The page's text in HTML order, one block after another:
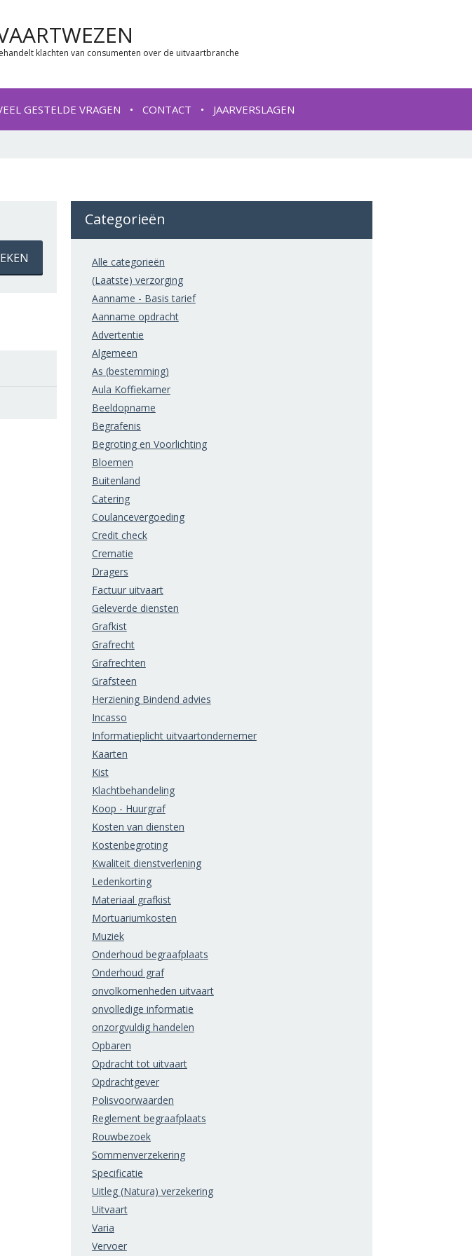
klachten van consumenten over de uitvaartbranche
GESTELDE VRAGEN CONTACT JAARVERSLAGEN
Categorieën
Alle categorieën
(Laatste) verzorging
Aanname - Basis tarief
Aanname opdracht
Advertentie
Algemeen
As (bestemming)
Aula Koffiekamer
Beeldopname
Begrafenis
Begroting en Voorlichting
Bloemen
Buitenland
Catering
Coulancevergoeding
Credit check
Crematie
Dragers
Factuur uitvaart
Geleverde diensten
Grafkist
Grafrecht
Grafrechten
Grafsteen
Herziening Bindend advies
Incasso
Informatieplicht uitvaartondernemer
Kaarten
Kist
Klachtbehandeling
Koop - Huurgraf
Kosten van diensten
Kostenbegroting
Kwaliteit dienstverlening
Ledenkorting
Materiaal grafkist
Mortuariumkosten
Muziek
Onderhoud begraafplaats
Onderhoud graf
onvolkomenheden uitvaart
onvolledige informatie
onzorgvuldig handelen
Opbaren
Opdracht tot uitvaart
Opdrachtgever
Polisvoorwaarden
Reglement begraafplaats
Rouwbezoek
Sommenverzekering
Specificatie
Uitleg (Natura) verzekering
Uitvaart
Varia
Vervoer